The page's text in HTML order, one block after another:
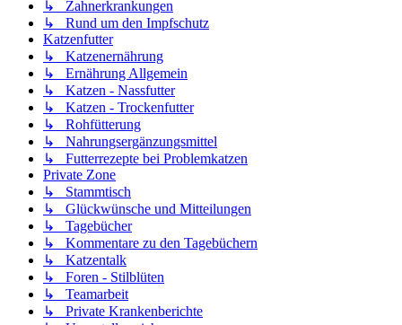
↳ Zahnerkrankungen
↳ Rund um den Impfschutz
Katzenfutter
↳ Katzenernährung
↳ Ernährung Allgemein
↳ Katzen - Nassfutter
↳ Katzen - Trockenfutter
↳ Rohfütterung
↳ Nahrungsergänzungsmittel
↳ Futterrezepte bei Problemkatzen
Private Zone
↳ Stammtisch
↳ Glückwünsche und Mitteilungen
↳ Tagebücher
↳ Kommentare zu den Tagebüchern
↳ Katzentalk
↳ Foren - Stilblüten
↳ Teamarbeit
↳ Private Krankenberichte